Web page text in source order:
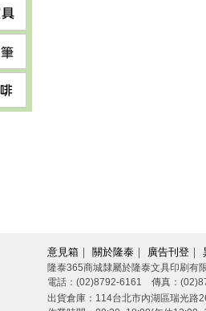
意見箱 ｜ 關於隆泰 ｜ 廣告刊登 ｜
隆泰365商城隸屬於隆泰文具印刷有
電話：(02)8792-6161 傳真：
出貨倉庫：114台北市內湖區瑞光路